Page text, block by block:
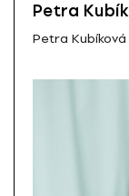
Petra
Petra Kubíková